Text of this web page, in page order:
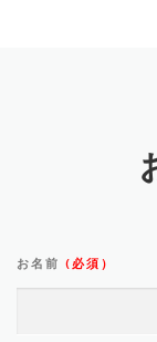
お名前 (必須）